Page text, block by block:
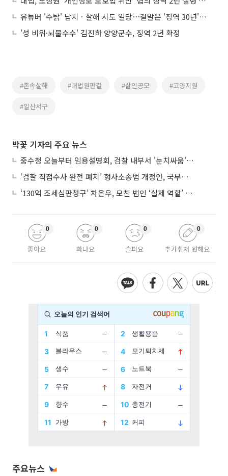
유튜버 '수탉' 납치ㆍ살해 시도 일당⋯결말은 '징역 30년' 선고
'성 비위·뇌물수수' 김진하 양양군수, 징역 2년 확정
#존속살해 #대법원판결 #살인공모 #고양지원
#일산서구
박꽃 기자의 주요 뉴스
중수청 오늘부터 임용설명회, 검찰 내부서 '눈치싸움' 기류변화도
‘검찰 직접수사 완전 폐지’ 형사소송법 개정안, 국무회의 통과
‘130억 조세심판청구’ 차은우, 모친 법인 ‘실제 역할’ 다툴 듯
좋아요
0
화나요
0
슬퍼요
0
추가취재 원해요
0
주요뉴스